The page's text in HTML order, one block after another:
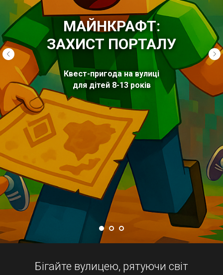
МАЙНКРАФТ:
ЗАХИСТ ПОРТАЛУ
Квест-пригода на вулиці
для дітей 8-13 років
Бігайте вулицею, рятуючи світ